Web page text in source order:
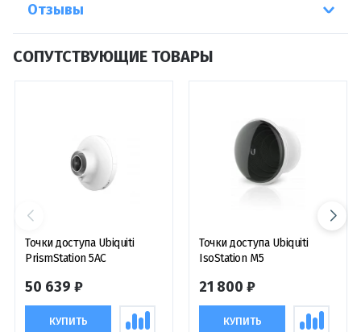
Отзывы
СОПУТСТВУЮЩИЕ ТОВАРЫ
Точки доступа Ubiquiti
PrismStation 5AC
50 639 ₽
КУПИТЬ
Точки доступа Ubiquiti
IsoStation M5
21 800 ₽
КУПИТЬ